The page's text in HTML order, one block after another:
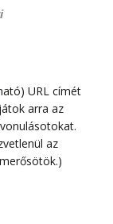
URL címét
arra az
az